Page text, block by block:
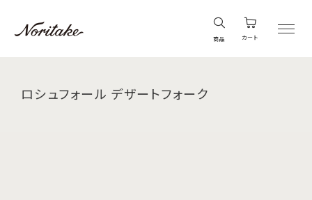
商品 カート
ロシュフォール デザートフォーク